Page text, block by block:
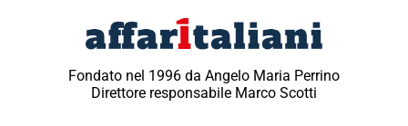
Fondato nel 1996 da Angelo Maria Perrino
Direttore responsabile Marco Scotti